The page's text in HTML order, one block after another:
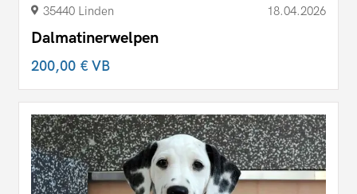
35440 Linden 18.04.2026
Dalmatinerwelpen
200,00 €VB